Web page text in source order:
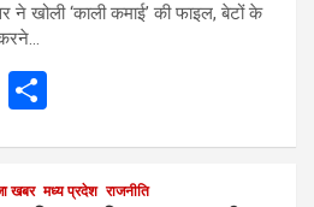
ने खोली ‘काली कमाई’ की फाइल, बेटों के
E
खबर मध्य प्रदेश राजनीति